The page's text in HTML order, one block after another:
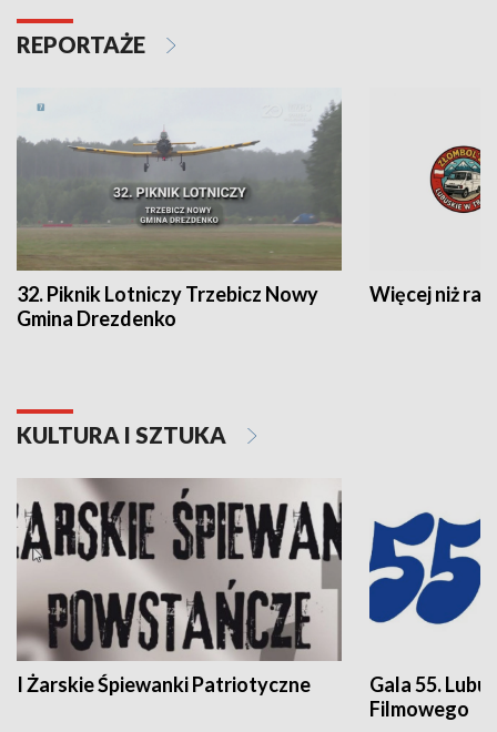
REPORTAŻE
32. Piknik Lotniczy Trzebicz Nowy
Gmina Drezdenko
Więcej niż rajd
KULTURA I SZTUKA
I Żarskie Śpiewanki Patriotyczne
Gala 55.
Filmowego